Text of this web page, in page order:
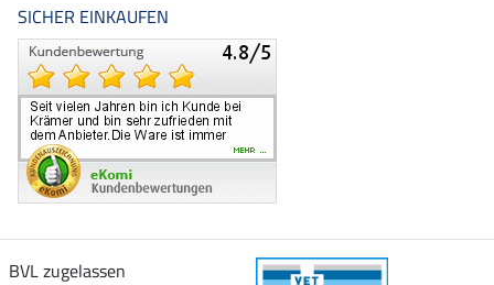
SICHER EINKAUFEN
BVL zugelassen